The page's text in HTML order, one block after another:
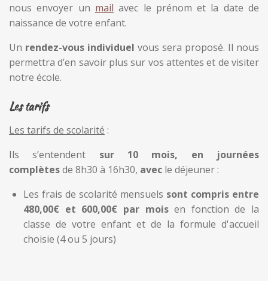
nous envoyer un mail avec le prénom et la date de
naissance de votre enfant.
Un rendez-vous individuel vous sera proposé. Il nous
permettra d’en savoir plus sur vos attentes et de visiter
notre école.
Les tarifs
Les tarifs de scolarité :
Ils s’entendent
sur 10 mois, en
journées
complètesde 8h30 à 16h30, avec le déjeuner :
Les frais de scolarité mensuels sont compris entre
480,00€ et 600,00€ par moisen fonction de la
classe de votre enfant et de la formule d'accueil
choisie (4 ou 5 jours)